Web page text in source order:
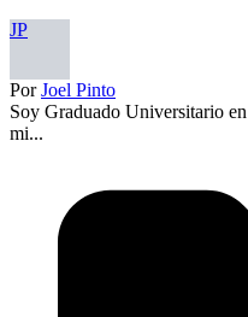
JP
PorJoel Pinto
Soy Graduado Universitario
mi...